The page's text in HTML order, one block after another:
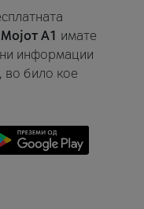
Мојот A1 имате
информации
во било кое